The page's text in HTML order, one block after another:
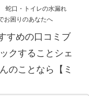
蛇口・トイレの水漏れ
お困りのあなたへ
すめの口コミブ
クすることシェ
のことなら【ミ